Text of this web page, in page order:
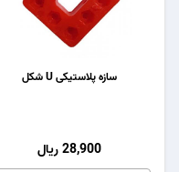
سازه پلاستیکی U شکل
28,900 ریال